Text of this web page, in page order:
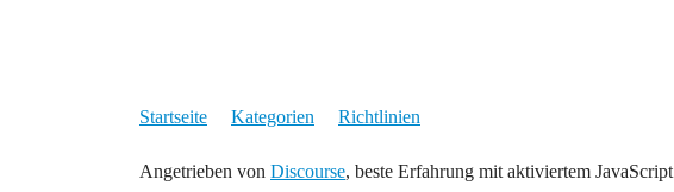
Startseite Kategorien Richtlinien
Angetrieben von Discourse, beste Erfahrung mit aktiviertem JavaScript